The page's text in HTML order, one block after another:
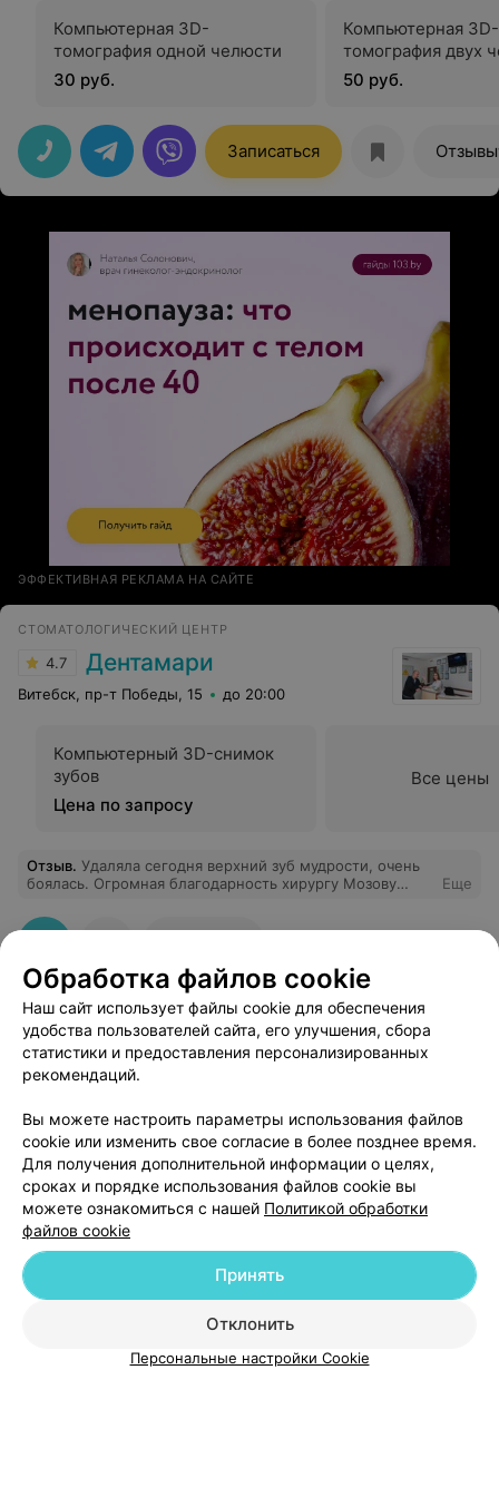
Компьютерная 3D-
томография одной челюсти
30 руб.
Компьютерная 3D-
томография двух
50 руб.
Записаться Отзывы
ЭФФЕКТИВНАЯ РЕКЛАМА НА САЙТЕ
СТОМАТОЛОГИЧЕСКИЙ ЦЕНТР
4.7 Дентамари
Витебск, пр-т Победы, 15 до 20:00
Компьютерный 3D-снимок
зубов
Цена по запросу
Все цены
Отзыв. Удаляла сегодня верхний зуб мудрости, очень
боялась. Огромная благодарность хирургу Мозову
не почувствовала. Очень хороший, приветливый,
Еще
Добавить специалиста
О проекте Новости проекта
Размещение рекламы
Медицинский маркетинг
Публичный договор
Пользовательское соглашение
Способы оплаты
Обработка файлов cookie
Наш сайт использует файлы cookie для обеспечения
удобства пользователей сайта, его улучшения, сбора
статистики и предоставления персонализированных
рекомендаций.
Вы можете настроить параметры использования файлов
cookie или изменить свое согласие в более позднее время.
Для получения дополнительной информации о целях,
сроках и порядке использования файлов cookie вы
можете ознакомиться с нашей Политикой обработки
файлов cookie
Отклонить
Принять
Персональные настройки Cookie